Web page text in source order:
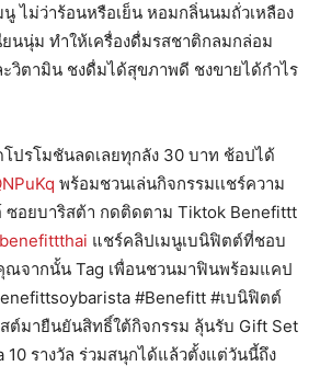
ไม่ว่าร้อนหรือเย็น หอมกลิ่นนมถั่วเหลือง
นนุ่ม ทำให้เครื่องดื่มรสชาติกลมกล่อม
วิตามิน ชงดื่มได้สุขภาพดี ชงขายได้กำไร
ปรโมชันลดเลยทุกลัง 30 บาท ช้อปได้
พร้อมชวนเล่นกิจกรรมเเชร์ความ
ซอยบาริสต้า กดติดตาม Tiktok Benefittt
แชร์คลิปเมนูเบนิฟิตต์ที่ชอบ
ณจากนั้น Tag เพื่อนชวนมาฟินพร้อมแคป
#Benefitt #เบนิฟิตต์
ต์มายืนยันสิทธิ์ใต้กิจกรรม ลุ้นรับ Gift Set
10 รางวัล ร่วมสนุกได้แล้วตั้งแต่วันนี้ถึง